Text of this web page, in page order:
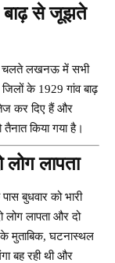
बाढ़ से जूझते
के चलते लखनऊ में सभी
के 1929 गांव बाढ़
कर दिए हैं और
तैनात किया गया है।
लापता
बुधवार को भारी
लापता और दो
मुताबिक, घटनास्थल
बह रही थी और